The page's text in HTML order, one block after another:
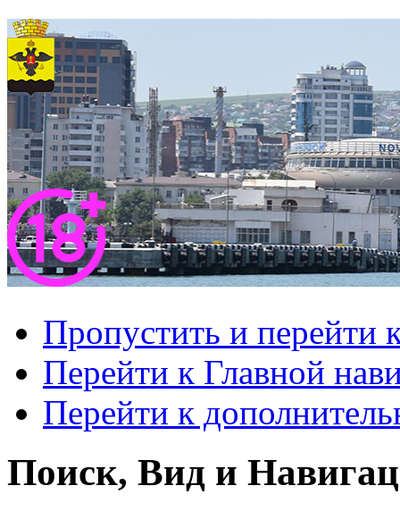
Пропустить и перейти
Перейти к Главной
Перейти к
Поиск, Вид и